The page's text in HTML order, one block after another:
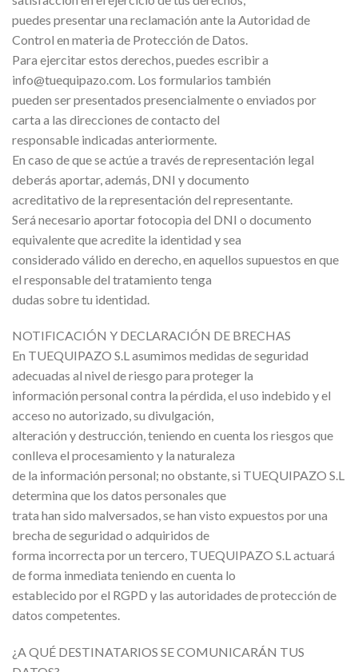
puedes presentar una reclamación ante la Autoridad de
Control en materia de Protección de Datos.
Para ejercitar estos derechos, puedes escribir a
info@tuequipazo.com. Los formularios también
pueden ser presentados presencialmente o enviados por
carta a las direcciones de contacto del
responsable indicadas anteriormente.
En caso de que se actúe a través de representación legal
deberás aportar, además, DNI y documento
acreditativo de la representación del representante.
Será necesario aportar fotocopia del DNI o documento
equivalente que acredite la identidad y sea
considerado válido en derecho, en aquellos supuestos en que
el responsable del tratamiento tenga
dudas sobre tu identidad.
NOTIFICACIÓN Y DECLARACIÓN DE BRECHAS
En TUEQUIPAZO S.L asumimos medidas de seguridad
adecuadas al nivel de riesgo para proteger la
información personal contra la pérdida, el uso indebido y el
acceso no autorizado, su divulgación,
alteración y destrucción, teniendo en cuenta los riesgos que
conlleva el procesamiento y la naturaleza
de la información personal; no obstante, si TUEQUIPAZO S.L
determina que los datos personales que
trata han sido malversados, se han visto expuestos por una
brecha de seguridad o adquiridos de
forma incorrecta por un tercero, TUEQUIPAZO S.L actuará
de forma inmediata teniendo en cuenta lo
establecido por el RGPD y las autoridades de protección de
datos competentes.
¿A QUÉ DESTINATARIOS SE COMUNICARÁN TUS